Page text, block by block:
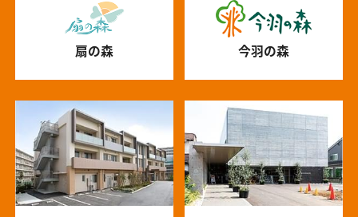
扇の森 今羽の森